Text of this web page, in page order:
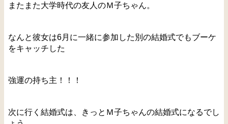
またまた大学時代の友人のＭ子ちゃん。
なんと彼女は6月に一緒に参加した別の結婚式でもブーケ
をキャッチした
強運の持ち主！！！
次に行く結婚式は、きっとＭ子ちゃんの結婚式になるでし